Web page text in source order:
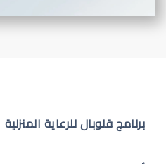
برنامج قلوبال للرعاية المنزلية